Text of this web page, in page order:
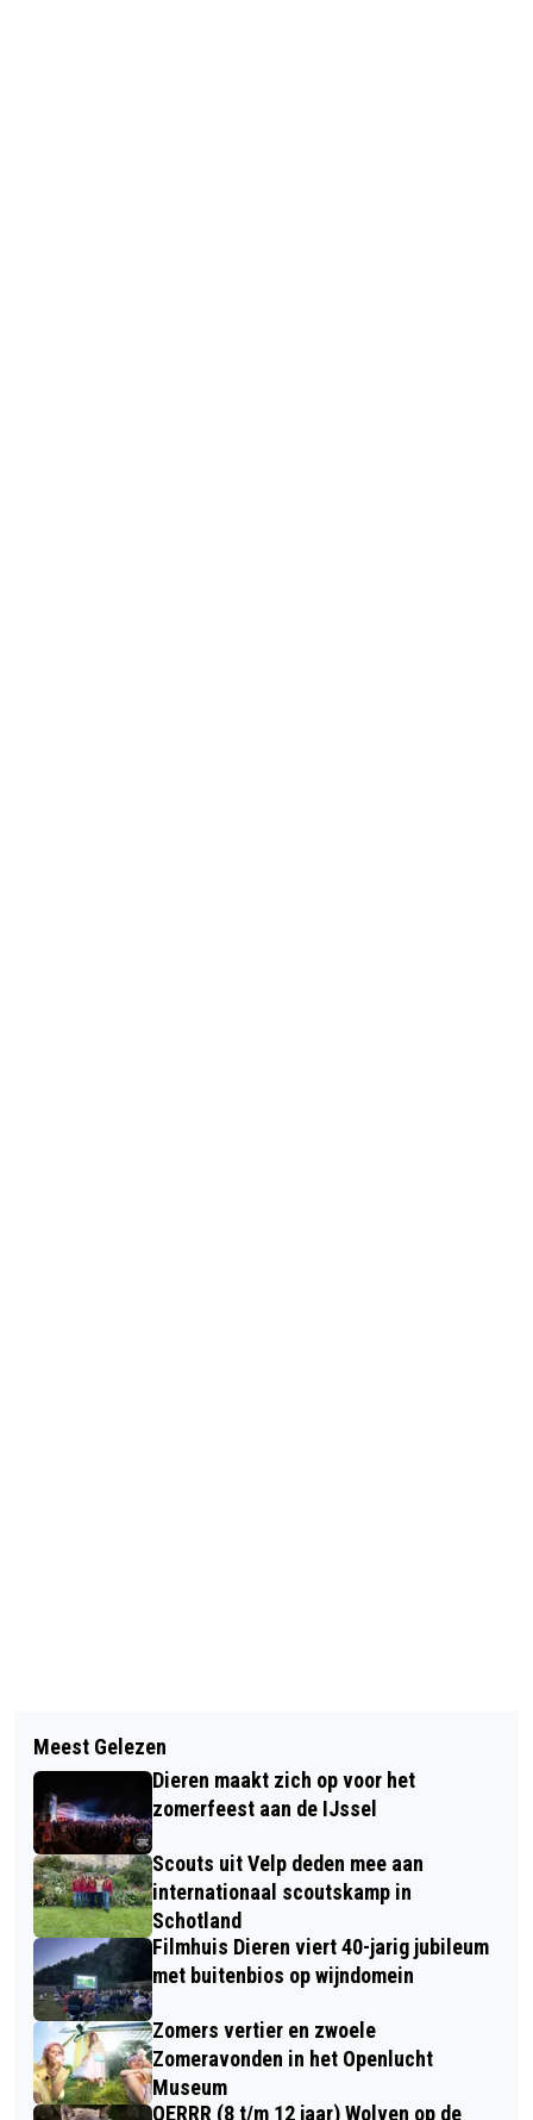
DÉ ULTIEME KERSTMUZIEK BIJ HET
VELPER BACH ENSEMBLE
POPULAIRE HISTORISCHE BRON
ONLINE: ADRESBOEKEN
Meest Gelezen
Dieren maakt zich op voor het
zomerfeest aan de IJssel
Scouts uit Velp deden mee aan
internationaal scoutskamp in
Schotland
Filmhuis Dieren viert 40-jarig jubileum
met buitenbios op wijndomein
Zomers vertier en zwoele
Zomeravonden in het Openlucht
Museum
OERRR (8 t/m 12 jaar) Wolven op de